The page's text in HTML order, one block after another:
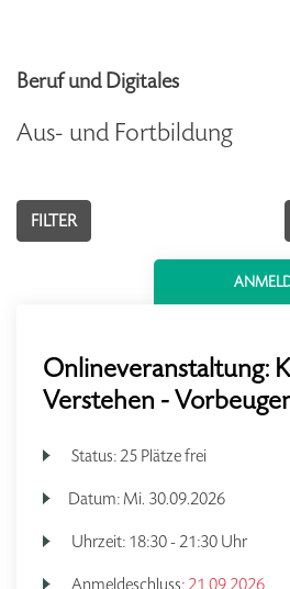
Beruf und Digitales
Aus- und Fortbildung
FILTER
Onlineveranstaltung:
Verstehen -
Status:25 Plätze frei
Datum: Mi. 30.09.2026
Uhrzeit: 18:30 - 21:30 Uhr
Anmeldeschluss:21.09.2026